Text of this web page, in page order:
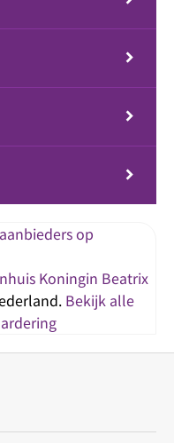
Koningin Beatrix
Bekijk alle